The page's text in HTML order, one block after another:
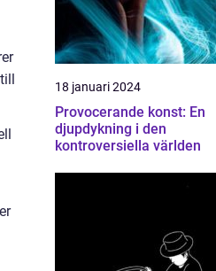
18 januari 2024
Provocerande konst: En
djupdykning i den
kontroversiella världen